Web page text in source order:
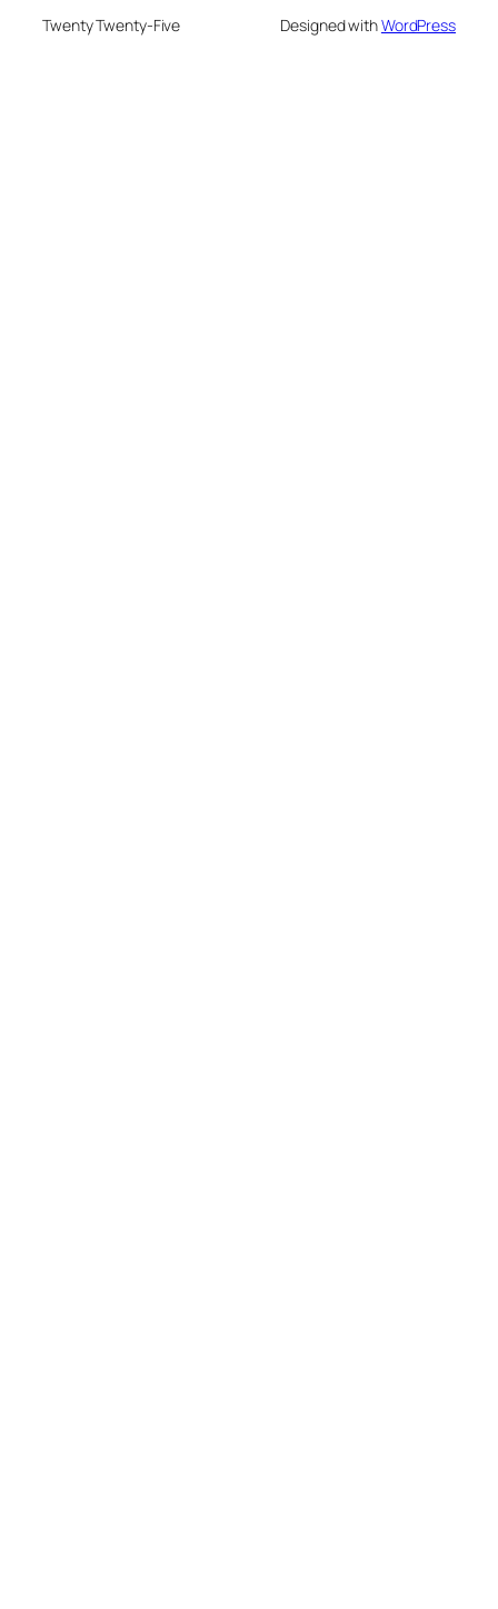
Twenty Twenty-Five Designed withWordPress